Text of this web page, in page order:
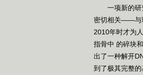
一项新的研究
密切相关——与
2010年时才为
指骨中 的碎块
出了一种解开
到了极其完整